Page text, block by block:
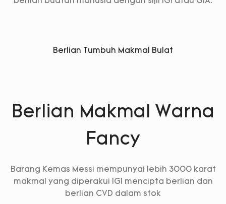
Berlian Tumbuh Makmal Bulat
Berlian Makmal Warna
Fancy
Barang Kemas Messi mempunyai lebih 3000 karat
makmal yang diperakui IGI mencipta berlian dan
berlian CVD dalam stok